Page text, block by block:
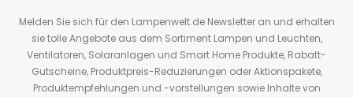
Melden Sie sich für den Lampenwelt.de Newsletter an und erhalten
sie tolle Angebote aus dem Sortiment Lampen und Leuchten,
Ventilatoren, Solaranlagen und Smart Home Produkte, Rabatt-
Gutscheine, Produktpreis-Reduzierungen oder Aktionspakete,
Produktempfehlungen und -vorstellungen sowie Inhalte von